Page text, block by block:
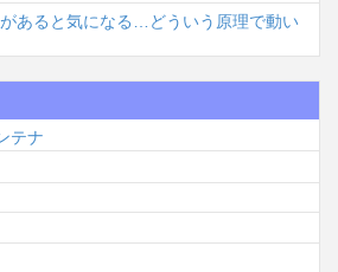
あると気になる…どういう原理で動い
テナ